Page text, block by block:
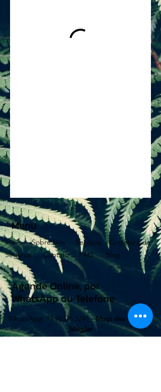
Menu
Início .Sobre Nós . Serviços .Corretora de
Seguros .Contato . FAQ . Blog
Agende Online, por
WhatsApp ou Telefone:
WhatsApp: 11 96376.5241-Mogi das Cruzes -
Mogilar
Telefone:11 47353818-Mogi das Cruzes - Alto